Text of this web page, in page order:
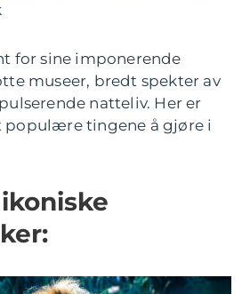
for sine imponerende
museer, bredt spekter av
natteliv. Her er
populære tingene å gjøre i